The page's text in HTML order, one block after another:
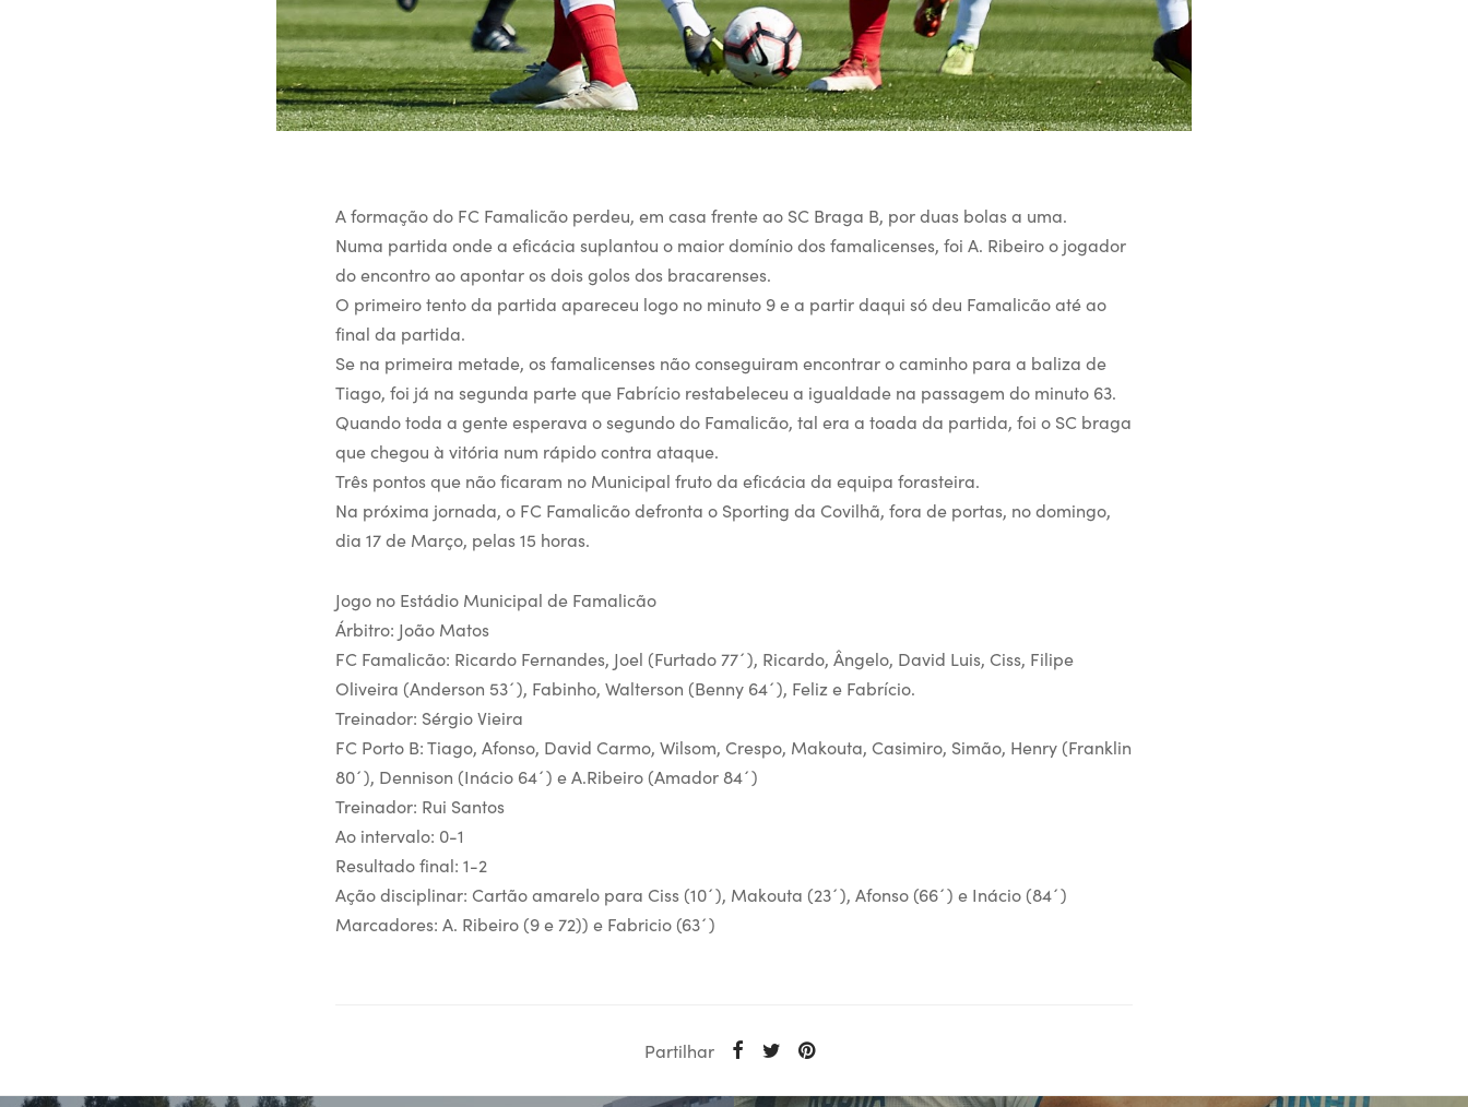
A formação do FC Famalicão perdeu, em casa frente ao SC Braga B, por duas bolas a uma.
Numa partida onde a eficácia suplantou o maior domínio dos famalicenses, foi A. Ribeiro o jogador
do encontro ao apontar os dois golos dos bracarenses.
O primeiro tento da partida apareceu logo no minuto 9 e a partir daqui só deu Famalicão até ao
final da partida.
Se na primeira metade, os famalicenses não conseguiram encontrar o caminho para a baliza de
Tiago, foi já na segunda parte que Fabrício restabeleceu a igualdade na passagem do minuto 63.
Quando toda a gente esperava o segundo do Famalicão, tal era a toada da partida, foi o SC braga
que chegou à vitória num rápido contra ataque.
Três pontos que não ficaram no Municipal fruto da eficácia da equipa forasteira.
Na próxima jornada, o FC Famalicão defronta o Sporting da Covilhã, fora de portas, no domingo,
dia 17 de Março, pelas 15 horas.
Jogo no Estádio Municipal de Famalicão
Árbitro: João Matos
FC Famalicão: Ricardo Fernandes, Joel (Furtado 77´), Ricardo, Ângelo, David Luis, Ciss, Filipe
Oliveira (Anderson 53´), Fabinho, Walterson (Benny 64´), Feliz e Fabrício.
Treinador: Sérgio Vieira
FC Porto B: Tiago, Afonso, David Carmo, Wilsom, Crespo, Makouta, Casimiro, Simão, Henry (Franklin
80´), Dennison (Inácio 64´) e A.Ribeiro (Amador 84´)
Treinador: Rui Santos
Ao intervalo: 0-1
Resultado final: 1-2
Ação disciplinar: Cartão amarelo para Ciss (10´), Makouta (23´), Afonso (66´) e Inácio (84´)
Marcadores: A. Ribeiro (9 e 72)) e Fabricio (63´)
Partilhar